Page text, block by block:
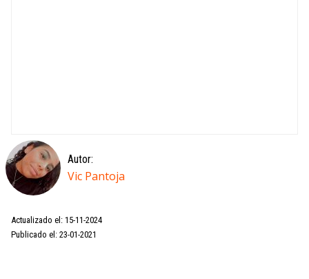
Autor:
Vic Pantoja
Actualizado el: 15-11-2024
Publicado el: 23-01-2021